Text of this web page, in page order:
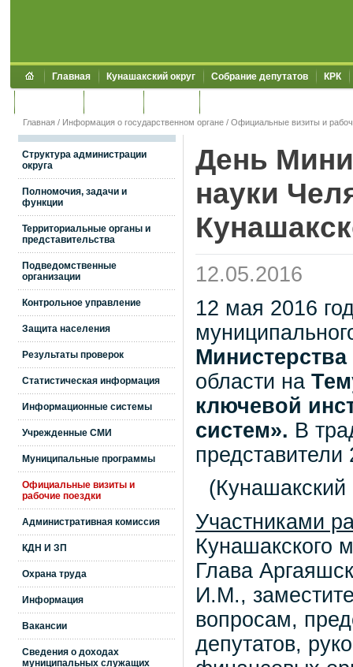
Главная Кунашакский округ Собрание депутатов КРК
Главная / Информация о государственном органе / Официальные визиты и
Структура администрации
округа
Полномочия, задачи и
функции
Территориальные органы и
представительства
Подведомственные
организации
Контрольное управление
Защита населения
Результаты проверок
Статистическая информация
Информационные системы
Учрежденные СМИ
Муниципальные программы
Официальные визиты и
рабочие поездки
Административная комиссия
КДН И ЗП
Охрана труда
Информация
Вакансии
Сведения о доходах
муниципальных служащих
День
науки
12.05.2016
12 мая 2016
Министерства
области на
ключевой
систем». В
представители
Участниками
Кунашакского
Глава
И.М.,
вопросам,
депутатов,